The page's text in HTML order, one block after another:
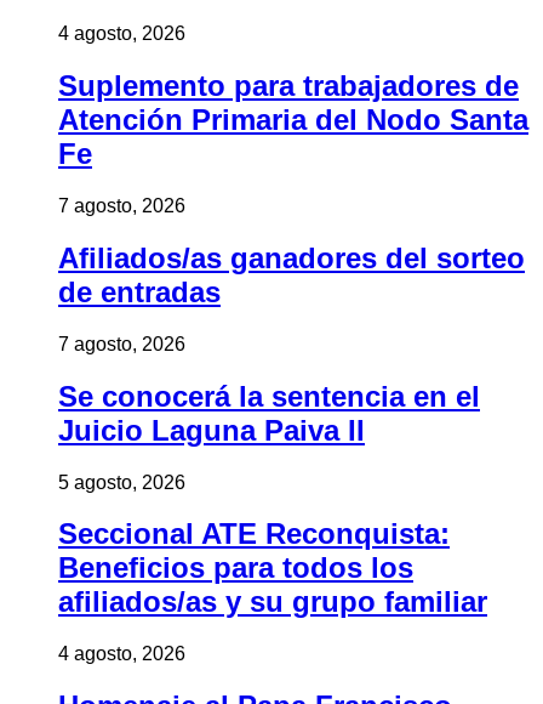
4 agosto, 2026
Suplemento para trabajadores de
Atención Primaria del Nodo Santa
Fe
7 agosto, 2026
Afiliados/as ganadores del sorteo
de entradas
7 agosto, 2026
Se conocerá la sentencia en el
Juicio Laguna Paiva II
5 agosto, 2026
Seccional ATE Reconquista:
Beneficios para todos los
afiliados/as y su grupo familiar
4 agosto, 2026